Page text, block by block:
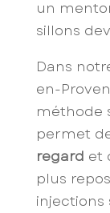
un
sillons
Dans
en-
méthode
permet
regard et
plus
injections